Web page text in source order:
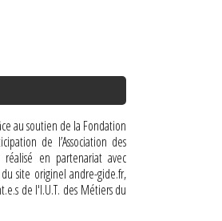
au soutien de la Fondation
de l’Association des
en partenariat avec
site originel andre-gide.fr,
de l'I.U.T. des Métiers du